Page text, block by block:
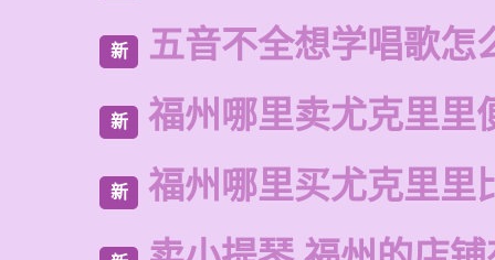
新 五音不全想学唱歌怎
新 福州哪里卖尤克里里
新 福州哪里买尤克里里